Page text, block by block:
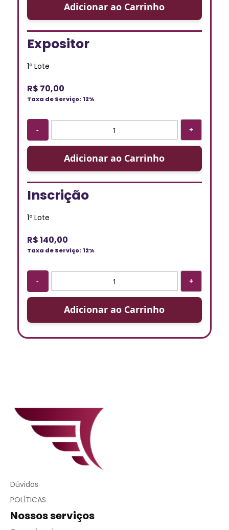
Adicionar ao Carrinho
Expositor
1º Lote
R$ 70,00
Taxa de Serviço: 12%
- +
Adicionar ao Carrinho
Inscrição
1º Lote
R$ 140,00
Taxa de Serviço: 12%
- +
Adicionar ao Carrinho
Dúvidas
POLÍTICAS
Nossos serviços